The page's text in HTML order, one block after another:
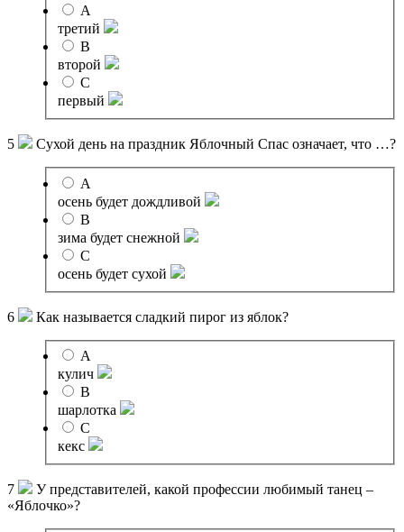
A
третий
B
второй
C
первый
5 Сухой день на праздник Яблочный Спас означает, что …?
A
осень будет дождливой
B
зима будет снежной
C
осень будет сухой
6 Как называется сладкий пирог из яблок?
A
кулич
B
шарлотка
C
кекс
7
У представителей, какой профессии любимый танец –
«Яблочко»?